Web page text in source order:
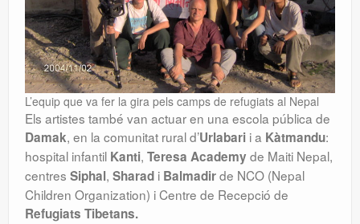
L’equip que va fer la gira pels camps de refugiats al Nepal
Els artistes també van actuar en una escola pública de
Damak, en la comunitat rural d’Urlabari i a Kàtmandu:
hospital infantil Kanti, Teresa Academy de Maiti Nepal,
centres Siphal, Sharad i Balmadirde NCO (Nepal
Children Organization) i Centre de Recepció de
Refugiats Tibetans.